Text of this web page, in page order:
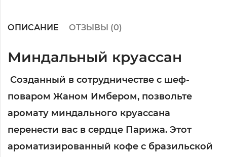
ОПИСАНИЕ ОТЗЫВЫ (0)
Миндальный круассан
Созданный в сотрудничестве с шеф-
поваром Жаном Имбером, позвольте
аромату миндального круассана
перенести вас в сердце Парижа. Этот
ароматизированный кофе с бразильской